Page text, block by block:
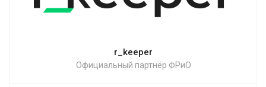
r_keeper
Официальный партнёр ФРиО